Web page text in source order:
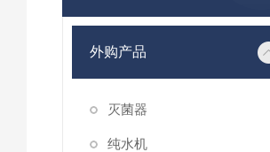
外购产品
灭菌器
纯水机